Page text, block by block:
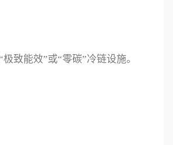
致能效”或“零碳”冷链设施。